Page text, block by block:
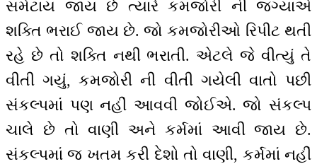
સમેટાય જાય છે ત્યારે કમજોરી ની જગ્યાએ
શક્તિ ભરાઈ જાય છે. જો કમજોરીઓ રિપીટ થતી
રહે છે તો શક્તિ નથી ભરાતી. એટલે જે વીત્યું તે
વીતી ગયું, કમજોરી ની વીતી ગયેલી વાતો પછી
સંકલ્પમાં પણ નહીં આવવી જોઈએ. જો સંકલ્પ
ચાલે છે તો વાણી અને કર્મમાં આવી જાય છે.
સંકલ્પમાં જ ખતમ કરી દેશો તો વાણી, કર્મમાં નહીં